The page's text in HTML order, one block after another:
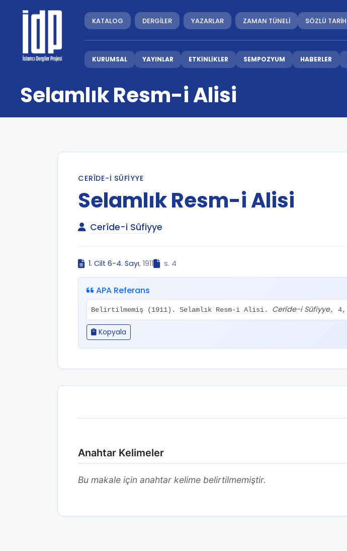
KATALOG DERGİLER YAZARLAR ZAMAN TÜNELİ SÖZLÜ TARİH
KURUMSAL YAYINLAR ETKİNLİKLER SEMPOZYUM HABERLER
Selamlık Resm-i Alisi
CERÎDE-I SÛFIYYE
Selamlık Resm-i Alisi
Cerîde-i Sûfiyye
1. Cilt 6-4. Sayı, 1911 s. 4
APA Referans
Belirtilmemiş (1911). Selamlık Resm-i Alisi. Cerîde-i Sûfiyye, 4,
Kopyala
Anahtar Kelimeler
Bu makale için anahtar kelime belirtilmemiştir.